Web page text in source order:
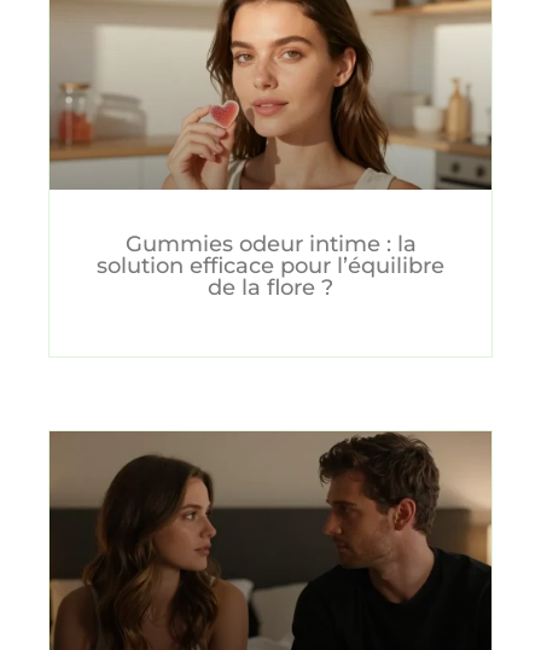
Gummies odeur intime : la
solution efficace pour l’équilibre
de la flore ?